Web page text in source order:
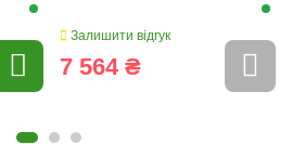
Залишити відгук
7 564 ₴